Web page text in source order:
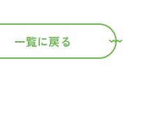
一覧に戻る